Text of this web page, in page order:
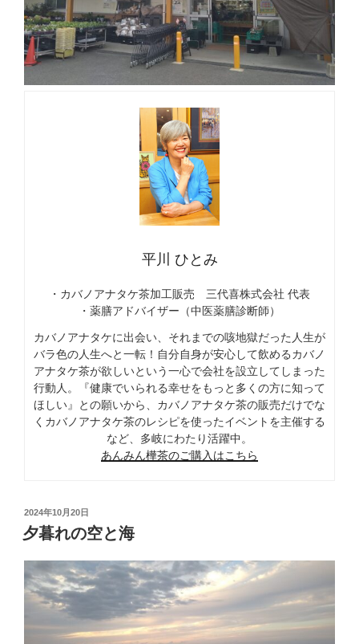
平川 ひとみ
・カバノアナタケ茶加工販売 三代喜株式会社 代表
・薬膳アドバイザー（中医薬膳診断師）
カバノアナタケに出会い、それまでの咳地獄だった人生が
バラ色の人生へと一転！自分自身が安心して飲めるカバノ
アナタケ茶が欲しいという一心で会社を設立してしまった
行動人。『健康でいられる幸せをもっと多くの方に知って
ほしい』との願いから、カバノアナタケ茶の販売だけでな
くカバノアナタケ茶のレシピを使ったイベントを主催する
など、多岐にわたり活躍中。
あんみん樺茶のご購入はこちら
投
稿
日:
2024年10月20日
夕暮れの空と海